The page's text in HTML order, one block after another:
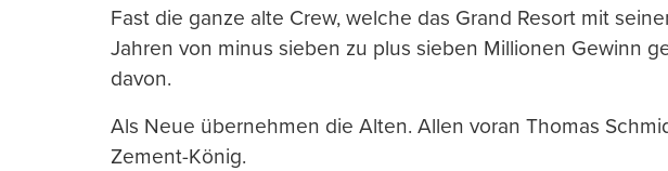
Fast die ganze alte Crew, welche das Grand Resort mit
Jahren von minus sieben zu plus sieben Millionen Gewinn
davon.
Als Neue übernehmen die Alten. Allen voran Thomas
Zement-König.